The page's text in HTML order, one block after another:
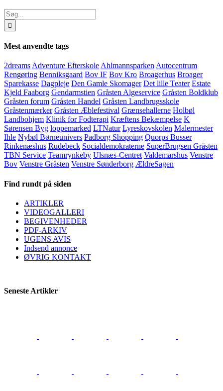
Søg
efter:
Mest anvendte tags
2dreamsAdventure EfterskoleAhlmannsparkenAutocentrum
Rengøring Benniksgaard Bov IF Bov Kro Broagerhus Broager
Sparekasse Dagpleje Den Gamle Skomager Det lille Teater Estate
Kjeld Faaborg Gendarmstien Gråsten Algeservice Gråsten Boldklub
Gråsten forum Gråsten Handel Gråsten Landbrugsskole
Gråstenmærker Gråsten Æblefestival Grænsehallerne Holbøl
Landbohjem Klinik for Fodterapi Kræftens Bekæmpelse K
Sørensen Byg loppemarked LTNatur Lyreskovskolen Malermester
Ihle Nybøl Børneunivers Padborg Shopping Quorps Busser
Rinkenæshus Rudebeck Socialdemokraterne SuperBrugsen Gråsten
TBN Service Teamrynkeby Ulsnæs-Centret Valdemarshus Venstre
Bov Venstre Gråsten Venstre Sønderborg ÆldreSagen
Find rundt på siden
ARTIKLER
VIDEOGALLERI
BEGIVENHEDER
PDF-ARKIV
UGENS AVIS
Indsend annonce
ØVRIG KONTAKT
Seneste Artikler